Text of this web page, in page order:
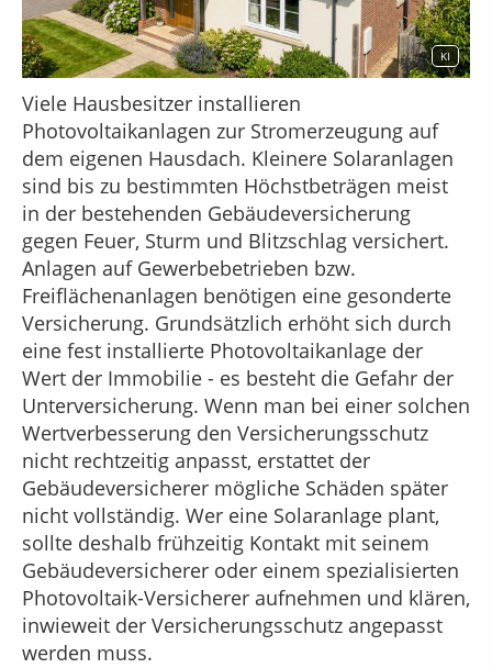
KI
Viele Hausbesitzer installieren
Photovoltaikanlagen zur Stromerzeugung auf
dem eigenen Hausdach. Kleinere Solaranlagen
sind bis zu bestimmten Höchstbeträgen meist
in der bestehenden Gebäudeversicherung
gegen Feuer, Sturm und Blitzschlag versichert.
Anlagen auf Gewerbebetrieben bzw.
Freiflächenanlagen benötigen eine gesonderte
Versicherung. Grundsätzlich erhöht sich durch
eine fest installierte Photovoltaikanlage der
Wert der Immobilie - es besteht die Gefahr der
Unterversicherung. Wenn man bei einer solchen
Wertverbesserung den Versicherungsschutz
nicht rechtzeitig anpasst, erstattet der
Gebäudeversicherer mögliche Schäden später
nicht vollständig. Wer eine Solaranlage plant,
sollte deshalb frühzeitig Kontakt mit seinem
Gebäudeversicherer oder einem spezialisierten
Photovoltaik-Versicherer aufnehmen und klären,
inwieweit der Versicherungsschutz angepasst
werden muss.